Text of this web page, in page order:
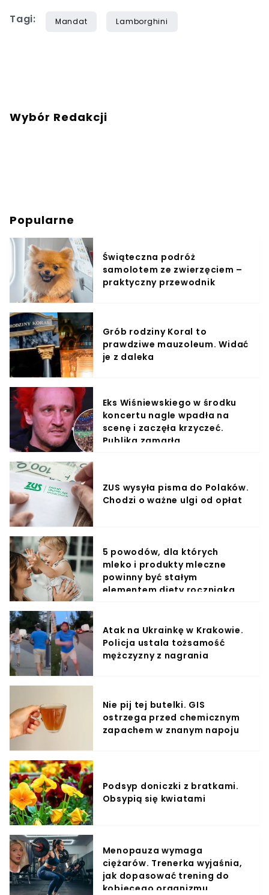
Tagi: Mandat Lamborghini
Wybór Redakcji
Popularne
Świąteczna podróż
samolotem ze zwierzęciem –
praktyczny przewodnik
Grób rodziny Koral to
prawdziwe mauzoleum. Widać
je z daleka
Eks Wiśniewskiego w środku
koncertu nagle wpadła na
scenę i zaczęła krzyczeć.
Publika zamarła
ZUS wysyła pisma do Polaków.
Chodzi o ważne ulgi od opłat
5 powodów, dla których
mleko i produkty mleczne
powinny być stałym
elementem diety roczniaka
Atak na Ukrainkę w Krakowie.
Policja ustala tożsamość
mężczyzny z nagrania
Nie pij tej butelki. GIS
ostrzega przed chemicznym
zapachem w znanym napoju
Podsyp doniczki z bratkami.
Obsypią się kwiatami
Menopauza wymaga
ciężarów. Trenerka wyjaśnia,
jak dopasować trening do
kobiecego organizmu